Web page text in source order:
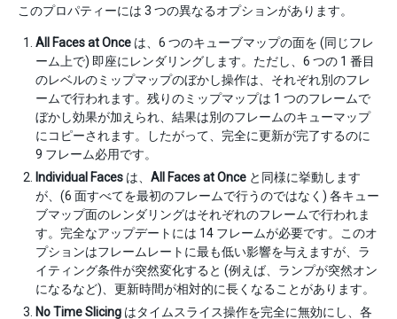
このプロパティーには 3 つの異なるオプションがあります。
All Faces at Once は、6 つのキューブマップの面を (同じフレ
ーム上で) 即座にレンダリングします。ただし、6 つの 1 番目
のレベルのミップマップのぼかし操作は、それぞれ別のフレ
ームで行われます。残りのミップマップは 1 つのフレームで
ぼかし効果が加えられ、結果は別のフレームのキューマップ
にコピーされます。したがって、完全に更新が完了するのに
9 フレーム必用です。
Individual Faces は、 All Faces at Once と同様に挙動します
が、(6 面すべてを最初のフレームで行うのではなく) 各キュー
ブマップ面のレンダリングはそれぞれのフレームで行われま
す。完全なアップデートには 14 フレームが必要です。このオ
プションはフレームレートに最も低い影響を与えますが、ラ
イティング条件が突然変化すると (例えば、ランプが突然オン
になるなど)、更新時間が相対的に長くなることがあります。
No Time Slicing はタイムスライス操作を完全に無効にし、各